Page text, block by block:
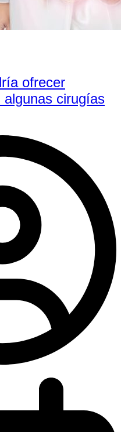
ofrecer
algunas cirugías